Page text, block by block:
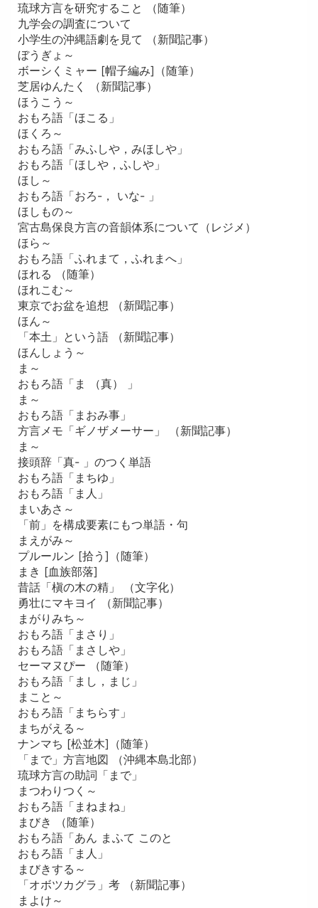
琉球方言を研究すること （随筆）
九学会の調査について
小学生の沖縄語劇を見て （新聞記事）
ぼうぎょ～
ボーシくミャー [帽子編み]（随筆）
芝居ゆんたく （新聞記事）
ほうこう～
おもろ語「ほこる」
ほくろ～
おもろ語「みふしや，みほしや」
おもろ語「ほしや，ふしや」
ほし～
おもろ語「おろ-， いな- 」
ほしもの～
宮古島保良方言の音韻体系について（レジメ）
ほら～
おもろ語「ふれまて，ふれまへ」
ほれる （随筆）
ほれこむ～
東京でお盆を追想 （新聞記事）
ほん～
「本土」という語 （新聞記事）
ほんしょう～
ま～
おもろ語「ま （真） 」
ま～
おもろ語「まおみ事」
方言メモ「ギノザメーサー」 （新聞記事）
ま～
接頭辞「真- 」のつく単語
おもろ語「まちゆ」
おもろ語「ま人」
まいあさ～
「前」を構成要素にもつ単語・句
まえがみ～
プルールン [拾う]（随筆）
まき [血族部落]
昔話「槇の木の精」 （文字化）
勇壮にマキヨイ （新聞記事）
まがりみち～
おもろ語「まさり」
おもろ語「まさしや」
セーマヌぴー （随筆）
おもろ語「まし，まじ」
まこと～
おもろ語「まちらす」
まちがえる～
ナンマち [松並木]（随筆）
「まで」方言地図 （沖縄本島北部）
琉球方言の助詞「まで」
まつわりつく～
おもろ語「まねまね」
まびき （随筆）
おもろ語「あん まふて このと
おもろ語「ま人」
まびきする～
「オボツカグラ」考 （新聞記事）
まよけ～